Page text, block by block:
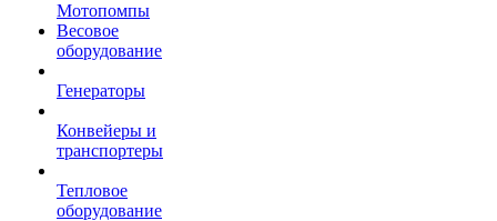
Мотопомпы
Весовое
оборудование
Генераторы
Конвейеры и
транспортеры
Тепловое
оборудование